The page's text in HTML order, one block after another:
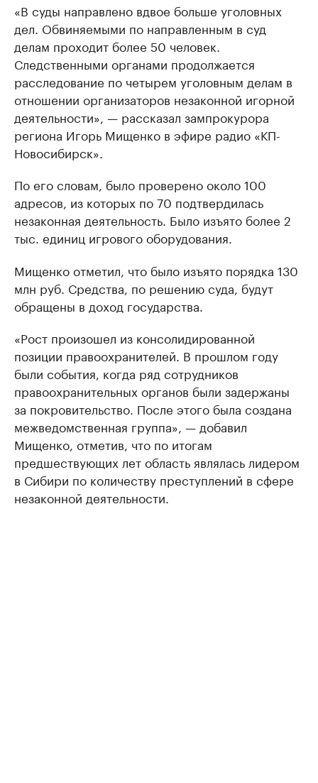
«В суды направлено вдвое больше уголовных
дел. Обвиняемыми по направленным в суд
делам проходит более 50 человек.
Следственными органами продолжается
расследование по четырем уголовным делам в
отношении организаторов незаконной игорной
деятельности», — рассказал зампрокурора
региона Игорь Мищенко в эфире радио «КП-
Новосибирск».
По его словам, было проверено около 100
адресов, из которых по 70 подтвердилась
незаконная деятельность. Было изъято более 2
тыс. единиц игрового оборудования.
Мищенко отметил, что было изъято порядка 130
млн руб. Средства, по решению суда, будут
обращены в доход государства.
«Рост произошел из консолидированной
позиции правоохранителей. В прошлом году
были события, когда ряд сотрудников
правоохранительных органов были задержаны
за покровительство. После этого была создана
межведомственная группа», — добавил
Мищенко, отметив, что по итогам
предшествующих лет область являлась лидером
в Сибири по количеству преступлений в сфере
незаконной деятельности.